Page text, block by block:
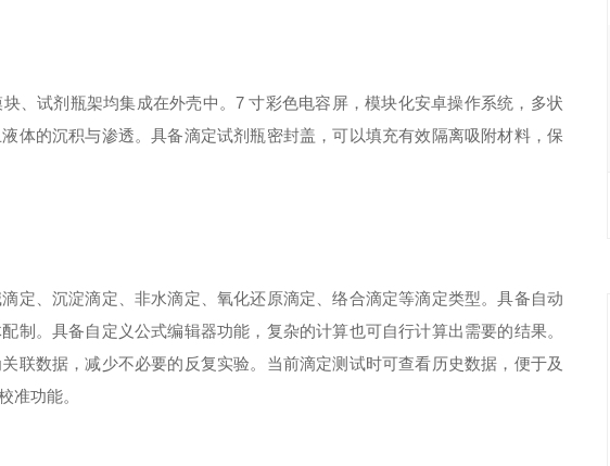
、试剂瓶架均集成在外壳中。7 寸彩色电容屏，模块化安卓操作系统，多状
体的沉积与渗透。具备滴定试剂瓶密封盖，可以填充有效隔离吸附材料，保
定、沉淀滴定、非水滴定、氧化还原滴定、络合滴定等滴定类型。具备自动
制。 具备自定义公式编辑器功能，复杂的计算也可自行计算出需要的结果。
联数据，减少不必要的反复实验。 当前滴定测试时可查看历史数据，便于及
准功能。